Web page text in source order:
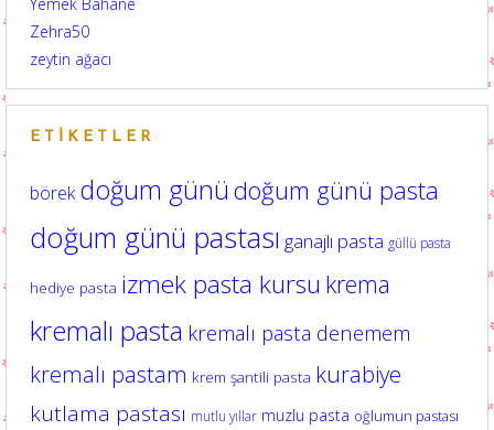
Zehra50
zeytin ağacı
ETIKETLER
börek doğum günüdoğum günü pasta
doğum günü pastası ganajlı pasta güllü pasta
hediye pasta izmek pasta kursu krema
kremalı pasta kremalı pasta denemem
kremalı pastam krem şantili pasta kurabiye
kutlama pastası mutlu yıllar muzlu pasta oğlumun pastası